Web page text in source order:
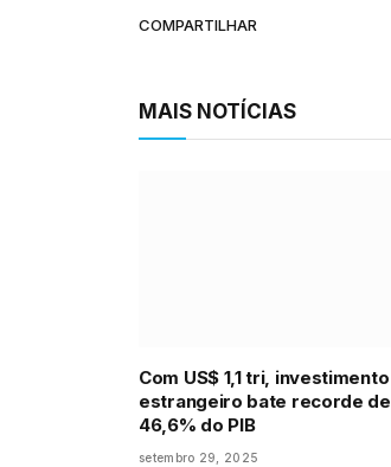
COMPARTILHAR
MAIS NOTÍCIAS
Com US$ 1,1 tri, investimento
estrangeiro bate recorde de
46,6% do PIB
setembro 29, 2025